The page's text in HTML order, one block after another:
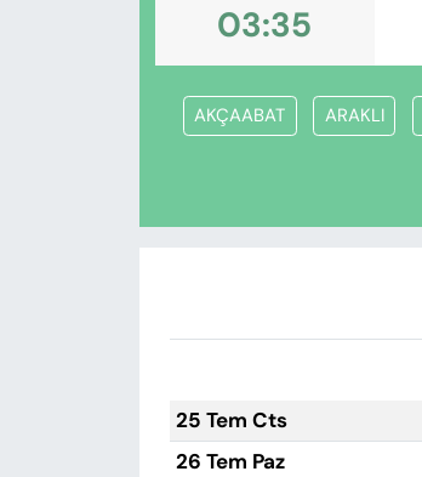
03:35
AKÇAABAT ARAKLI
25 Tem Cts
26 Tem Paz